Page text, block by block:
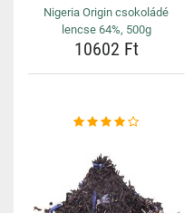
Nigeria Origin csokoládé
lencse 64%, 500g
10602 Ft